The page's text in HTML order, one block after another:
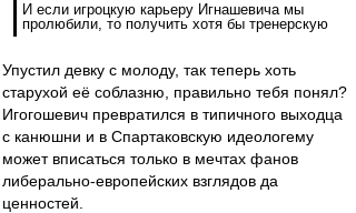
И если игроцкую карьеру Игнашевича мы
пролюбили, то получить хотя бы тренерскую
Упустил девку с молоду, так теперь хоть
старухой её соблазню, правильно тебя понял?
Игогошевич превратился в типичного выходца
с канюшни и в Спартаковскую идеологему
может вписаться только в мечтах фанов
либерально-европейских взглядов да
ценностей.